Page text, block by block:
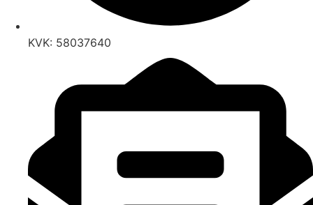
KVK: 58037640